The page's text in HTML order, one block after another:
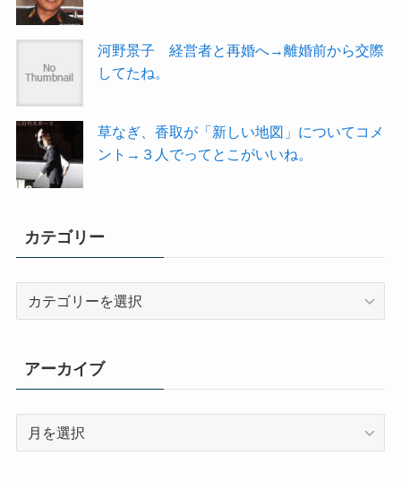
河野景子 経営者と再婚へ→離婚前から交際
してたね。
草なぎ、香取が「新しい地図」についてコメ
ント→３人でってとこがいいね。
カテゴリー
リ
ー
アーカイブ